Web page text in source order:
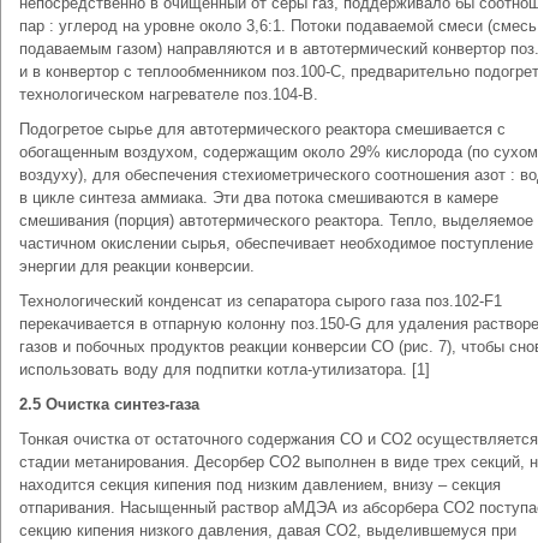
пар : углерод на уровне около 3,6:1. Потоки подаваемой смеси
подаваемым газом) направляются и в автотермический конвертор
и в конвертор с теплообменником поз.100-С, предварительно
технологическом нагревателе поз.104-В.
Подогретое сырье для автотермического реактора смешивается с
обогащенным воздухом, содержащим около 29% кислорода (по
воздуху), для обеспечения стехиометрического соотношения азот :
в цикле синтеза аммиака. Эти два потока смешиваются в камере
смешивания (порция) автотермического реактора. Тепло, выделяемое
частичном окислении сырья, обеспечивает необходимое поступление
энергии для реакции конверсии.
Технологический конденсат из сепаратора сырого газа поз.102-F1
перекачивается в отпарную колонну поз.150-G для удаления
газов и побочных продуктов реакции конверсии СО (рис. 7), чтобы
использовать воду для подпитки котла-утилизатора. [1]
2.5 Очистка синтез-газа
Тонкая очистка от остаточного содержания СО и СО2
стадии метанирования. Десорбер СО2 выполнен в виде трех секций,
находится секция кипения под низким давлением, внизу – секция
отпаривания. Насыщенный раствор aМДЭА из абсорбера СО2
секцию кипения низкого давления, давая СО2, выделившемуся при